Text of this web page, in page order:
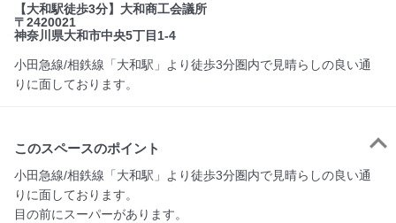
【大和駅徒歩3分】大和商工会議所
〒2420021
神奈川県大和市中央5丁目1-4
小田急線/相鉄線「大和駅」より徒歩3分圏内で見晴らしの良い通
りに面しております。
このスペースのポイント
小田急線/相鉄線「大和駅」より徒歩3分圏内で見晴らしの良い通
りに面しております。
目の前にスーパーがあります。